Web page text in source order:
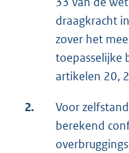
draagkracht
zover het
toepasselijke
artikelen 20,
2.
Voor
berekend